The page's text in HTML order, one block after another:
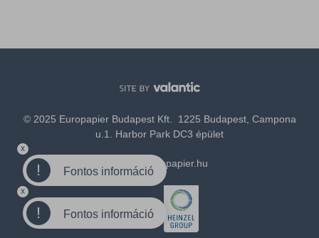
© 2025 Europapier Budapest Kft. 1225 Budapest, Campona
u.1. Harbor Park DC3 épület
office@europapier.hu
Tagja a
! Fontos információ
x
! Fontos információ
x